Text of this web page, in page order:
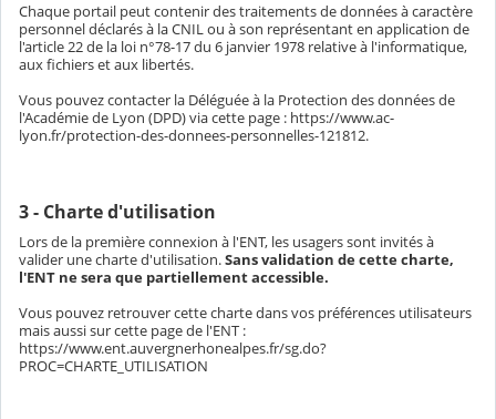
Chaque portail peut contenir des traitements de données à caractère
personnel déclarés à la CNIL ou à son représentant en application de
l'article 22 de la loi n°78-17 du 6 janvier 1978 relative à l'informatique,
aux fichiers et aux libertés.
Vous pouvez contacter la Déléguée à la Protection des données de
l'Académie de Lyon (DPD) via cette page : https://www.ac-
lyon.fr/protection-des-donnees-personnelles-121812.
3 - Charte d'utilisation
Lors de la première connexion à l'ENT, les usagers sont invités à
valider une charte d'utilisation.Sans validation de cette charte,
l'ENT ne sera que partiellement accessible.
Vous pouvez retrouver cette charte dans vos préférences utilisateurs
mais aussi sur cette page de l'ENT :
https://www.ent.auvergnerhonealpes.fr/sg.do?
PROC=CHARTE_UTILISATION